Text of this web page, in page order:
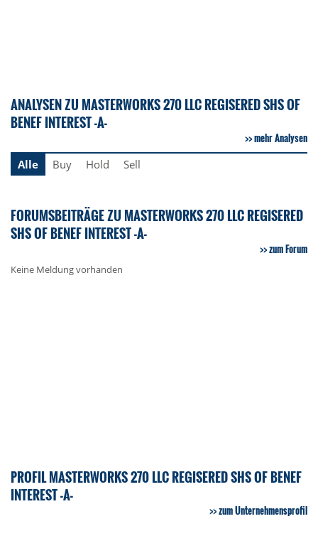
ANALYSEN ZU MASTERWORKS 270 LLC REGISERED SHS OF
BENEF INTEREST -A-
mehr Analysen
Alle
Buy Hold Sell
FORUMSBEITRÄGE ZU MASTERWORKS 270 LLC REGISERED
SHS OF BENEF INTEREST -A-
zum Forum
Keine Meldung vorhanden
PROFIL MASTERWORKS 270 LLC REGISERED SHS OF BENEF
INTEREST -A-
zum Unternehmensprofil